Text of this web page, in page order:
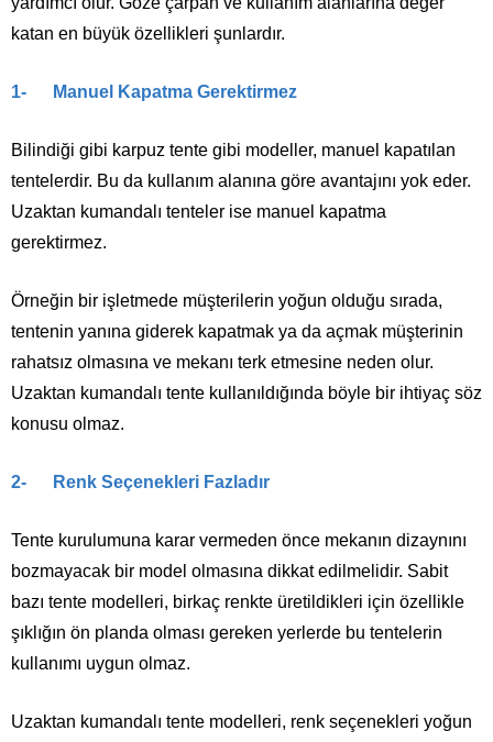
katan en büyük özellikleri şunlardır.
1- Manuel Kapatma Gerektirmez
Bilindiği gibi karpuz tente gibi modeller, manuel kapatılan
tentelerdir. Bu da kullanım alanına göre avantajını yok eder.
Uzaktan kumandalı tenteler ise manuel kapatma
gerektirmez.
Örneğin bir işletmede müşterilerin yoğun olduğu sırada,
tentenin yanına giderek kapatmak ya da açmak müşterinin
rahatsız olmasına ve mekanı terk etmesine neden olur.
Uzaktan kumandalı tente kullanıldığında böyle bir ihtiyaç söz
konusu olmaz.
2- Renk Seçenekleri Fazladır
Tente kurulumuna karar vermeden önce mekanın dizaynını
bozmayacak bir model olmasına dikkat edilmelidir. Sabit
bazı tente modelleri, birkaç renkte üretildikleri için özellikle
şıklığın ön planda olması gereken yerlerde bu tentelerin
kullanımı uygun olmaz.
Uzaktan kumandalı tente modelleri, renk seçenekleri yoğun